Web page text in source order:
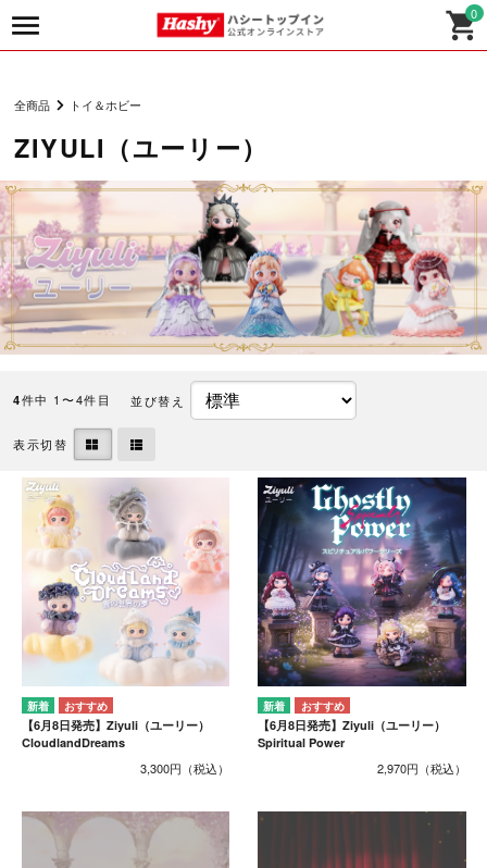
0
全商品 トイ＆ホビー
ZIYULI（ユーリー）
4件中 1〜4件目 並び替え
表示切替
【6月8日発売】Ziyuli（ユーリー）
CloudlandDreams
3,300円
【6月8日発売】Ziyuli（ユーリー）
Spiritual Power
2,970円